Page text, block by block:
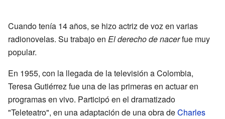
Cuando tenía 14 años, se hizo actriz de voz en varias
radionovelas. Su trabajo en El derecho de nacerfue muy
popular.
En 1955, con la llegada de la televisión a Colombia,
Teresa Gutiérrez fue una de las primeras en actuar en
programas en vivo. Participó en el dramatizado
"Teleteatro", en una adaptación de una obra deCharles